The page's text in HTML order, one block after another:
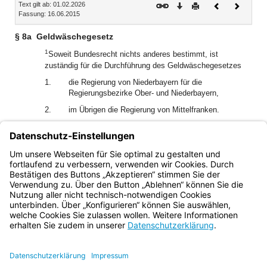
Text gilt ab: 01.02.2026
Fassung: 16.06.2015
Download
DruckenVorheriges
§ 8a Geldwäschegesetz
1Soweit Bundesrecht nichts anderes bestimmt, ist
zuständig für die Durchführung des Geldwäschegesetzes
1.
die Regierung von Niederbayern für die
Regierungsbezirke Ober- und Niederbayern,
2.
im Übrigen die Regierung von Mittelfranken.
2Die Zuständigkeit der für die Erteilung der
glücksspielrechtlichen Erlaubnis für Spielbanken und für
Veranstalter und Vermittler von Glücksspielen im Internet
zuständigen Behörden bleibt unberührt.
Bayern.de
BayernPortal
Impressum